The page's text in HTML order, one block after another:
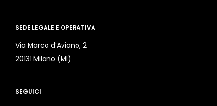
SEDE LEGALE E OPERATIVA
Via Marco d’Aviano, 2
20131 Milano (MI)
SEGUICI